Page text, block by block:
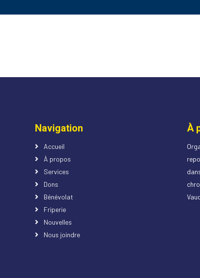
Navigation
Accueil
À propos
Services
Dons
Bénévolat
Friperie
Nouvelles
Nous joindre
À